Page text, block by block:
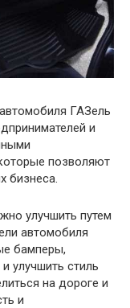
ГАЗель
и
позволяют
бизнеса.
улучшить путем
автомобиля
бамперы,
улучшить стиль
на дороге и
и